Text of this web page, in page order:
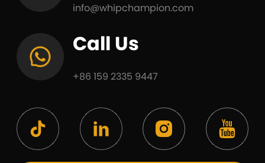
info@whipchampion.com
Call Us
+86 159 2335 9447